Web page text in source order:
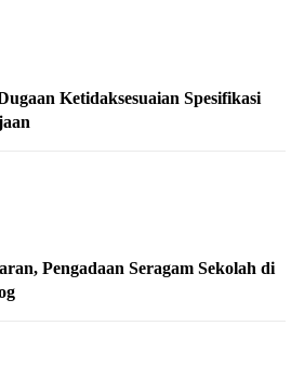
Ketidaksesuaian Spesifikasi
Pengadaan Seragam Sekolah di